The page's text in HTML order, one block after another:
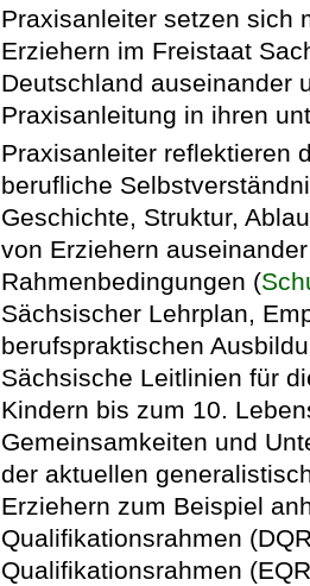
Praxisanleiter setzen sich
Erziehern im Freistaat
Deutschland auseinander
Praxisanleitung in ihren
Praxisanleiter reflektieren
berufliche
Geschichte, Struktur,
von Erziehern
Rahmenbedingungen (
Sächsischer Lehrplan,
berufspraktischen
Sächsische Leitlinien für
Kindern bis zum 10.
Gemeinsamkeiten und
der aktuellen
Erziehern zum Beispiel
Qualifikationsrahmen
Qualifikationsrahmen